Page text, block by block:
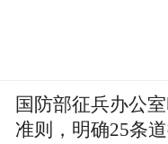
国防部征兵办公
准则，明确25条